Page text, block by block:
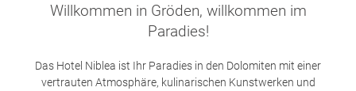
Willkommen in Gröden, willkommen im
Paradies!
Das Hotel Niblea ist Ihr Paradies in den Dolomiten mit einer
vertrauten Atmosphäre, kulinarischen Kunstwerken und